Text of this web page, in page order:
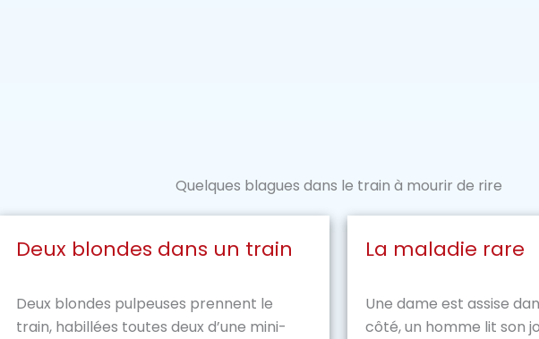
Quelques blagues dans le train à mourir de rire
Deux blondes dans un train
Deux blondes pulpeuses prennent le
train, habillées toutes deux d’une mini-
La maladie rare
Une dame est assise
côté, un homme lit son